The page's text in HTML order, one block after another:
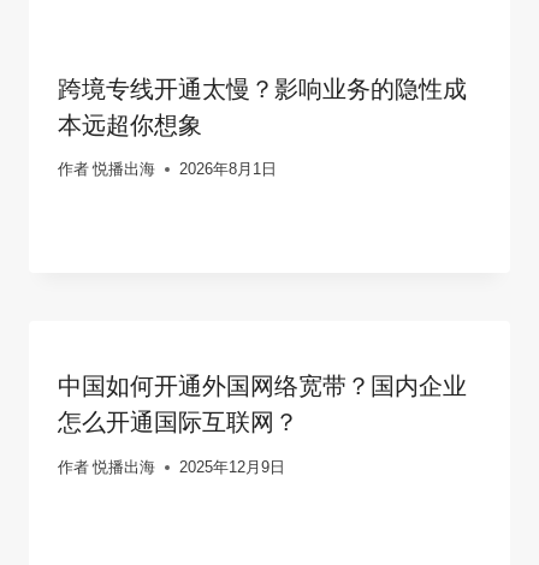
跨境专线开通太慢？影响业务的隐性成
本远超你想象
作者 悦播出海 2026年8月1日
中国如何开通外国网络宽带？国内企业
怎么开通国际互联网？
作者 悦播出海 2025年12月9日